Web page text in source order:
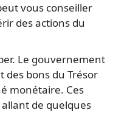
vous conseiller
des actions du
Le gouvernement
bons du Trésor
monétaire. Ces
de quelques